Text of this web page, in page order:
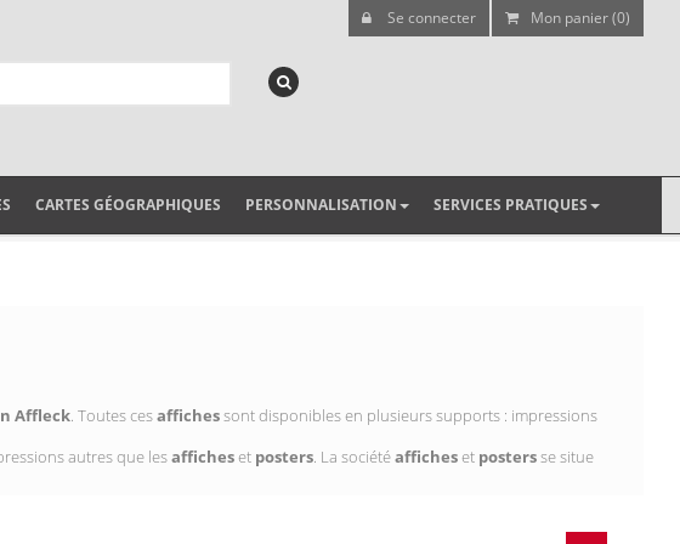
Se connecter Mon panier (0)
CARTES GÉOGRAPHIQUES PERSONNALISATION SERVICES PRATIQUES
Affleck. Toutes cesaffichessont disponibles en plusieurs supports : impressions
autres que lesafficheset posters. La sociétéafficheset postersse situe